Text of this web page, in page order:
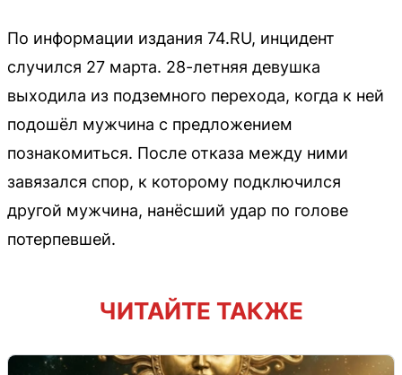
По информации издания 74.RU, инцидент
случился 27 марта. 28-летняя девушка
выходила из подземного перехода, когда к ней
подошёл мужчина с предложением
познакомиться. После отказа между ними
завязался спор, к которому подключился
другой мужчина, нанёсший удар по голове
потерпевшей.
ЧИТАЙТЕ ТАКЖЕ